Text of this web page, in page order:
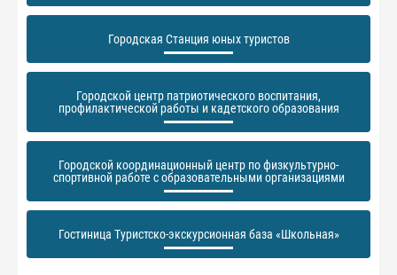
Городская Станция юных туристов
Городской центр патриотического воспитания,
профилактической работы и кадетского образования
Городской координационный центр по физкультурно-
спортивной работе с образовательными организациями
Гостиница Туристско-экскурсионная база «Школьная»